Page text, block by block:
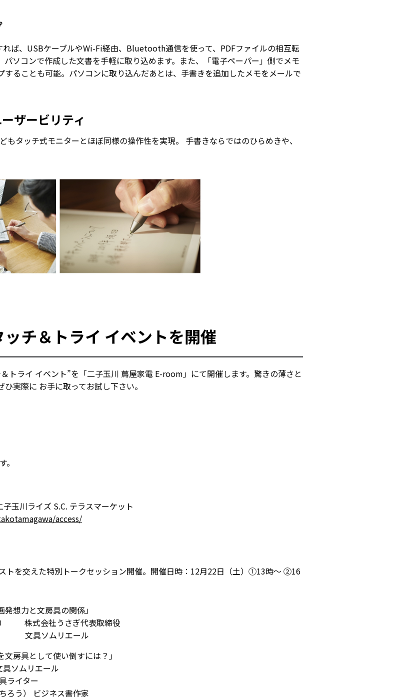
れば、USBケーブルやWi-Fi経由、Bluetooth通信を使って、PDFファイルの相互転
ソコンで作成した文書を手軽に取り込めます。また、「電子ペーパー」側でメモ
ることも可能。パソコンに取り込んだあとは、手書きを追加したメモをメールで
ザービリティ
タッチ式モニターとほぼ同様の操作性を実現。 手書きならではのひらめきや、
チ＆トライ イベントを開催
トライ イベント”を「二子玉川 蔦屋家電 E-room」にて開催します。驚きの薄さと
実際に お手に取ってお試し下さい。
ライズ S.C. テラスマーケット
access/
トを交えた特別トークセッション開催。開催日時：12月22日（土）①13時～ ②16
想力と文房具の関係」
） 株式会社うさぎ代表取締役
ムリエール
房具として使い倒すには？」
ソムリエール
ー
ビジネス書作家